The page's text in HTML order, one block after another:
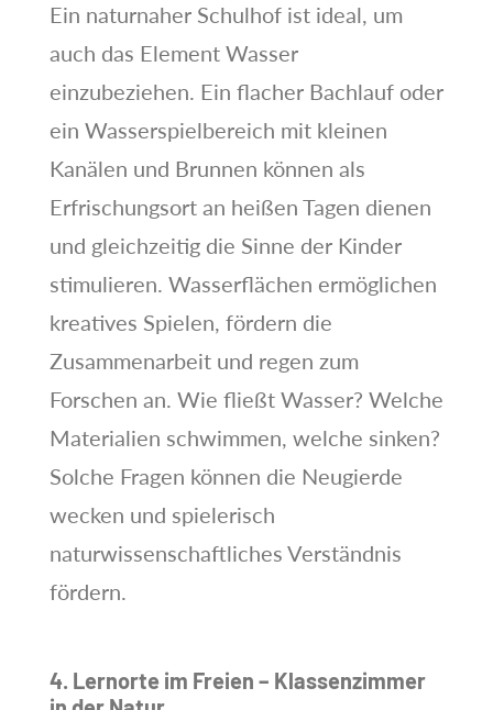
Ein naturnaher Schulhof ist ideal, um
auch das Element Wasser
einzubeziehen. Ein flacher Bachlauf oder
ein Wasserspielbereich mit kleinen
Kanälen und Brunnen können als
Erfrischungsort an heißen Tagen dienen
und gleichzeitig die Sinne der Kinder
stimulieren. Wasserflächen ermöglichen
kreatives Spielen, fördern die
Zusammenarbeit und regen zum
Forschen an. Wie fließt Wasser? Welche
Materialien schwimmen, welche sinken?
Solche Fragen können die Neugierde
wecken und spielerisch
naturwissenschaftliches Verständnis
fördern.
4. Lernorte im Freien – Klassenzimmer